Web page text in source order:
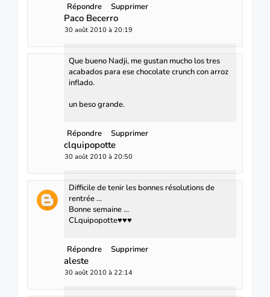
Répondre Supprimer
Paco Becerro
30 août 2010 à 20:19
Que bueno Nadji, me gustan mucho los tres
acabados para ese chocolate crunch con arroz
inflado.
un beso grande.
Répondre Supprimer
clquipopotte
30 août 2010 à 20:50
Difficile de tenir les bonnes résolutions de
rentrée ...
Bonne semaine ...
CLquipopotte♥♥♥
Répondre Supprimer
aleste
30 août 2010 à 22:14